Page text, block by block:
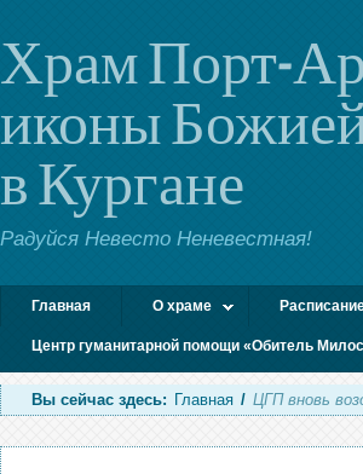
Храм Порт-
иконы
в Кургане
Радуйся Невесто Неневестная!
Главная О храме
Центр гуманитарной помощи «Обитель
Вы сейчас здесь: Главная / ЦГП вновь